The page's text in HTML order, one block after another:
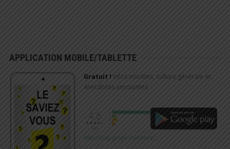
APPLICATION MOBILE/TABLETTE
Gratuit ! Infos insolites, culture générale et
anecdotes amusantes
https://play.google.com/store/…